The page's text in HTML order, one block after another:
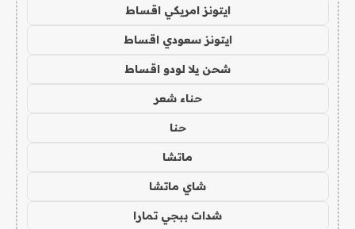
ايتونز امريكي اقساط
ايتونز سعودي اقساط
شحن يلا لودو اقساط
حناء شعر
حنا
ماتشا
شاي ماتشا
شدات ببجي تمارا